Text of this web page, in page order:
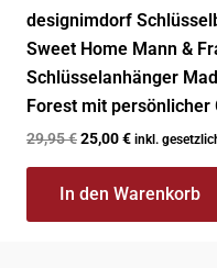
designimdorf
Sweet Home Mann &
Schlüsselanhänger
Forest mit persönlicher
29,95€25,00€ inkl.
In den Warenkorb